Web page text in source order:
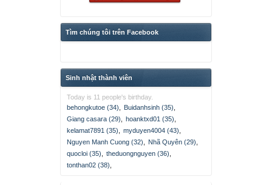
Tìm chúng tôi trên Facebook
Sinh nhật thành viên
Today is 11 people's birthday.
behongkutoe (34)
Buidanhsinh (35)
Giang casara (29)
hoanktxd01 (35)
kelamat7891 (35)
myduyen4004 (43)
Nguyen Manh Cuong (32)
Nhã Quyên (29)
quocloi (35)
theduongnguyen (36)
tonthan02 (38)